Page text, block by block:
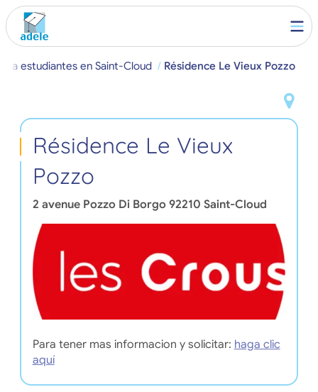
estudiantes en Saint-Cloud Résidence Le Vieux Pozzo
Résidence Le Vieux
Pozzo
2 avenue Pozzo Di Borgo 92210 Saint-Cloud
Para tener mas informacion y solicitar: haga clic
aquí